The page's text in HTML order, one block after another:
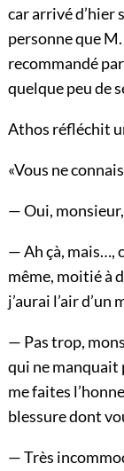
car arrivé d’hier
personne que
recommandé
quelque peu de
Athos réfléchit
«Vous ne
— Oui,
— Ah çà, mais…,
même, moitié à
j’aurai l’air d’un
— Pas trop,
qui ne manquait
me faites
blessure dont
— Très